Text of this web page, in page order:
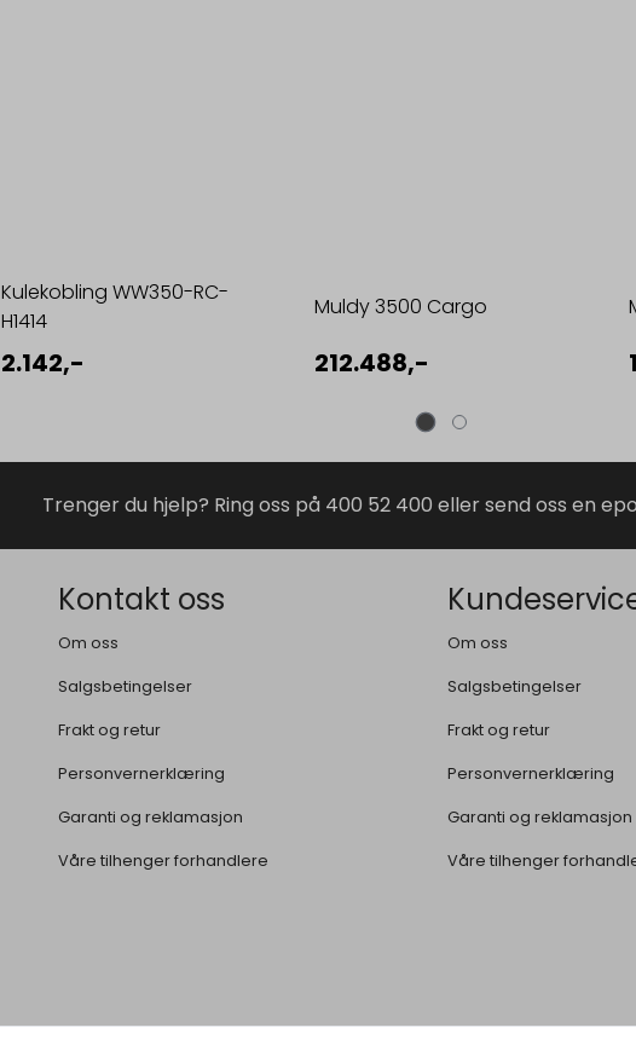
Kulekobling WW350-RC-
H1414
2.142,-
Muldy 3500 Cargo
212.488,-
Trenger du hjelp? Ring oss på 400 52 400 eller send oss en
Kontakt oss
Om oss
Salgsbetingelser
Frakt og retur
Personvernerklæring
Garanti og reklamasjon
Våre tilhenger forhandlere
Om oss
Salgsbetingelser
Frakt og retur
Personvernerklæring
Garanti og reklamasjon
Våre tilhenger